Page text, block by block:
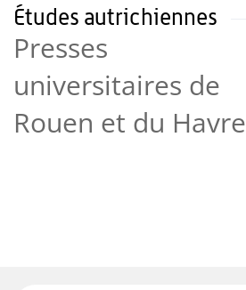
Études autrichiennes
Presses
universitaires de
Rouen et du Havre